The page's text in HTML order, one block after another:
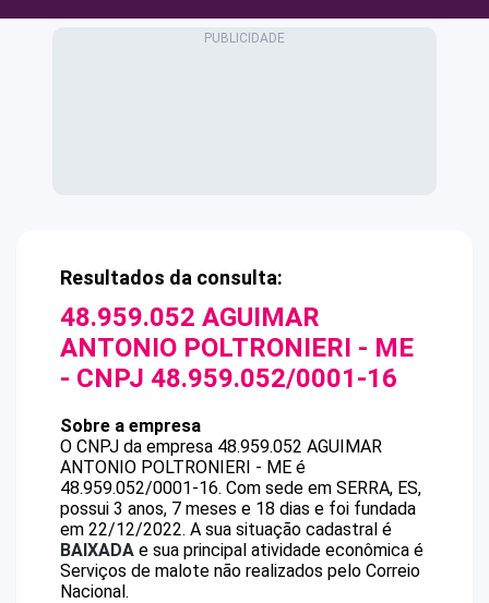
Resultados da consulta:
48.959.052 AGUIMAR
ANTONIO POLTRONIERI - ME
- CNPJ 48.959.052/0001-16
Sobre a empresa
O CNPJ da empresa 48.959.052 AGUIMAR
ANTONIO POLTRONIERI - ME é
48.959.052/0001-16. Com sede em SERRA, ES,
possui 3 anos, 7 meses e 18 dias e foi fundada
em 22/12/2022. A sua situação cadastral é
BAIXADA e sua principal atividade econômica é
Serviços de malote não realizados pelo Correio
Nacional.